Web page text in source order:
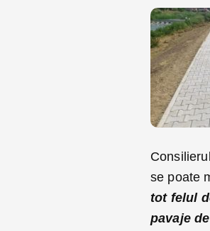
se poate
tot felul
pavaje